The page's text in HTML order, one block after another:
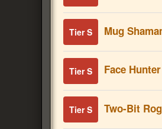
Tier S Mug
Tier S Face Hunter
Tier S Two-Bit